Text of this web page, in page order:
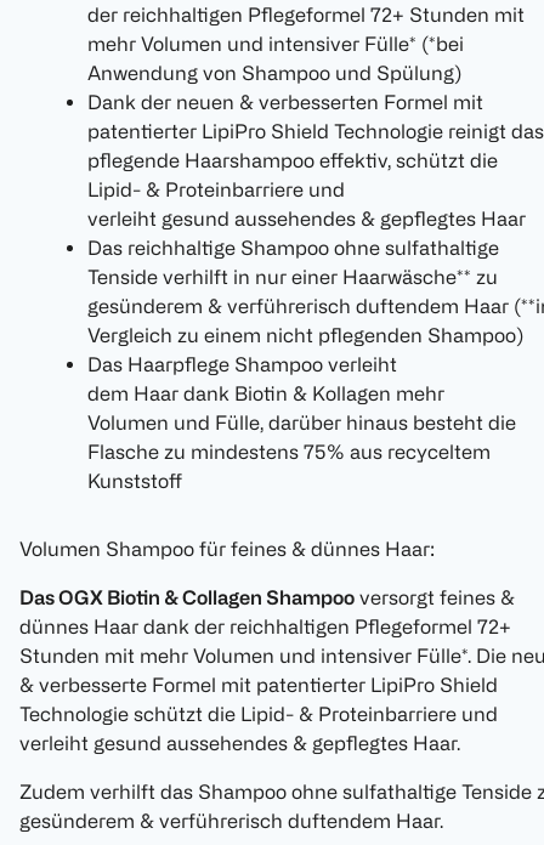
der reichhaltigen Pflegeformel 72+ Stunden mit
mehr Volumen und intensiver Fülle* (*bei
Anwendung von Shampoo und Spülung)
Dank der neuen & verbesserten Formel mit
patentierter LipiPro Shield Technologie reinigt das
pflegende Haarshampoo effektiv, schützt die
Lipid- & Proteinbarriere und
verleiht gesund aussehendes & gepflegtes Haar
Das reichhaltige Shampoo ohne sulfathaltige
Tenside verhilft in nur einer Haarwäsche** zu
gesünderem & verführerisch duftendem Haar
Vergleich zu einem nicht pflegenden Shampoo)
Das Haarpflege Shampoo verleiht
dem Haar dank Biotin & Kollagen mehr
Volumen und Fülle, darüber hinaus besteht die
Flasche zu mindestens 75% aus recyceltem
Kunststoff
Volumen Shampoo für feines & dünnes Haar:
Das OGX Biotin & Collagen Shampoo versorgt feines &
dünnes Haar dank der reichhaltigen Pflegeformel 72+
Stunden mit mehr Volumen und intensiver Fülle*. Die
& verbesserte Formel mit patentierter LipiPro Shield
Technologie schützt die Lipid- & Proteinbarriere und
verleiht gesund aussehendes & gepflegtes Haar.
Zudem verhilft das Shampoo ohne sulfathaltige Tenside
gesünderem & verführerisch duftendem Haar.